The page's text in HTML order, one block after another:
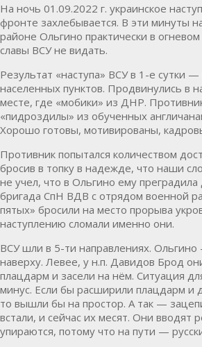
На ночь 01.09.2022 г. украинское
фронте захлебывается. В эти минуты
районе Ольгино практически в
славы ВСУ не видать.
Результат «наступа» ВСУ в 1-е сутки
населенных пунктов. Продвинулись в
месте, где «мобики» из ДНР.
«пидроздилы» из обученных
Хорошо готовы, мотивированы,
Противник попытался количеством
бросив в топку в надежде, что наши
не учел, что в Ольгино ему преградила
бригада СпН ВДВ с отрядом военной
пятых» бросили на место прорыва
наступлению сломали именно они.
ВСУ шли в 5-ти направлениях. Ольгино
наверху. Левее, у н.п. Давидов Брод
плацдарм и засели на нём. Ситуация
минус. Если бы расширили плацдарм и
то вышли бы на простор. А так —
встали, и сейчас их месят. Они вводят
упираются, потому что на пути —